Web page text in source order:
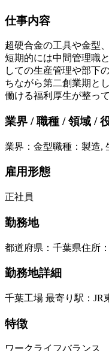
仕事内容
超硬合金の工具や金型
短期的には中間管理職
しての生産管理や部下
ちながら第二創業期と
働ける福利厚生が整っ
業界 / 職種 / 領域 /
業界 ： 金型職種 ： 製造,
雇用形態
正社員
勤務地
都道府県 ： 千葉県住所 ：
勤務地詳細
千葉工場 最寄り駅：JR
特徴
ワークライフバランス